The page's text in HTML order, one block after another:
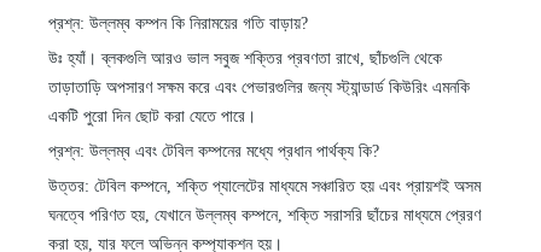
প্রশ্ন: উল্লম্ব কম্পন কি নিরাময়ের গতি বাড়ায়?
উঃ হ্যাঁ। ব্লকগুলি আরও ভাল সবুজ শক্তির প্রবণতা রাখে, ছাঁচগুলি থেকে
তাড়াতাড়ি অপসারণ সক্ষম করে এবং পেভারগুলির জন্য স্ট্যান্ডার্ড কিউরিং এমনকি
একটি পুরো দিন ছোট করা যেতে পারে।
প্রশ্ন: উল্লম্ব এবং টেবিল কম্পনের মধ্যে প্রধান পার্থক্য কি?
উত্তর: টেবিল কম্পনে, শক্তি প্যালেটের মাধ্যমে সঞ্চারিত হয় এবং প্রায়শই অসম
ঘনত্বে পরিণত হয়, যেখানে উল্লম্ব কম্পনে, শক্তি সরাসরি ছাঁচের মাধ্যমে প্রেরণ
করা হয়, যার ফলে অভিন্ন কম্প্যাকশন হয়।